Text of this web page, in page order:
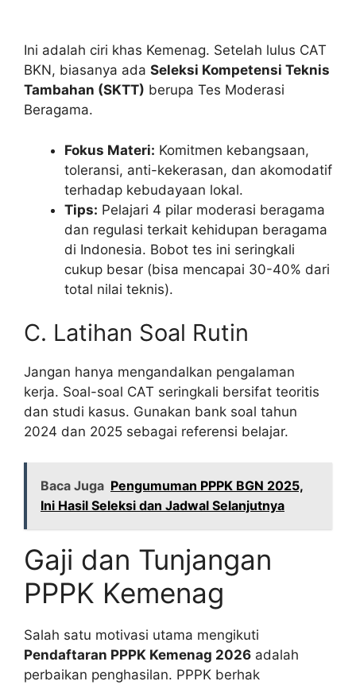
Ini adalah ciri khas Kemenag. Setelah lulus CAT
BKN, biasanya ada Seleksi Kompetensi Teknis
Tambahan (SKTT) berupa Tes Moderasi
Beragama.
Fokus Materi: Komitmen kebangsaan,
toleransi, anti-kekerasan, dan akomodatif
terhadap kebudayaan lokal.
Tips: Pelajari 4 pilar moderasi beragama
dan regulasi terkait kehidupan beragama
di Indonesia. Bobot tes ini seringkali
cukup besar (bisa mencapai 30-40% dari
total nilai teknis).
C. Latihan Soal Rutin
Jangan hanya mengandalkan pengalaman
kerja. Soal-soal CAT seringkali bersifat teoritis
dan studi kasus. Gunakan bank soal tahun
2024 dan 2025 sebagai referensi belajar.
Baca Juga Pengumuman PPPK BGN 2025,
Ini Hasil Seleksi dan Jadwal Selanjutnya
Gaji dan Tunjangan
PPPK Kemenag
Salah satu motivasi utama mengikuti
Pendaftaran PPPK Kemenag 2026 adalah
perbaikan penghasilan. PPPK berhak